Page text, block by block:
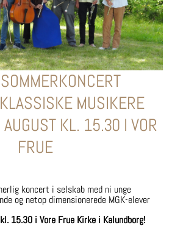
MUSIKERE
KL. 15.30 I VOR
FRUE
koncert i selskab med ni unge
og netop dimensionerede MGK-elever
15.30 i Vore Frue Kirke i Kalundborg!